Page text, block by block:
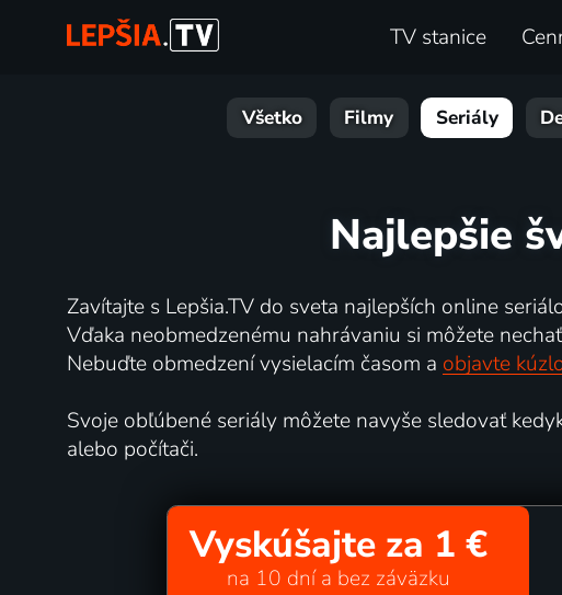
TV stanice
Všetko Filmy Seriály
Najlepšie
Zavítajte s Lepšia.TV do sveta najlepších online
Vďaka neobmedzenému nahrávaniu si môžete
Nebuďte obmedzení vysielacím časom a objavte
Svoje obľúbené seriály môžete navyše sledovať
alebo počítači.
Vyskúšajte za 1 €
na 10 dní a bez záväzku